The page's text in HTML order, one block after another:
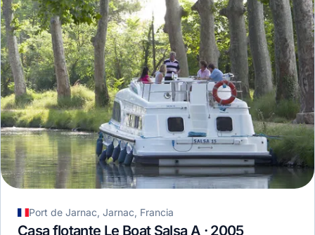
Port de Jarnac, Jarnac, Francia
Casa flotante Le Boat Salsa A · 2005